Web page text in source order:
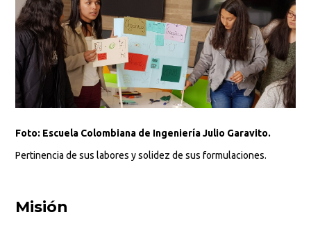
Foto: Escuela Colombiana de Ingeniería Julio Garavito.
Pertinencia de sus labores y solidez de sus formulaciones.
Misión